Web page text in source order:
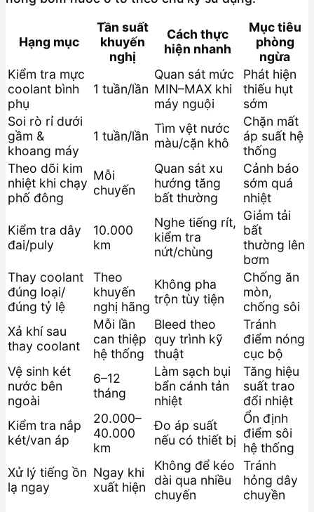
Hạng mục
Tần suất
khuyến
nghị
Cách thực
hiện nhanh
Mục tiêu
phòng
ngừa
Kiểm tra mực
coolant bình
phụ
1 tuần/lần
Quan sát mức
MIN–MAX khi
máy nguội
Phát hiện
thiếu hụt
sớm
Soi rò rỉ dưới
gầm &
khoang máy
1 tuần/lần
Tìm vệt nước
màu/cặn khô
Chặn mất
áp suất hệ
thống
Theo dõi kim
nhiệt khi chạy
phố đông
Mỗi
chuyến
Quan sát xu
hướng tăng
bất thường
Cảnh báo
sớm quá
nhiệt
Kiểm tra dây
đai/puly
10.000
km
Nghe tiếng rít,
kiểm tra
nứt/chùng
Giảm tải
bất
thường lên
bơm
Thay coolant
đúng loại/
đúng tỷ lệ
Theo
khuyến
nghị hãng
Không pha
trộn tùy tiện
Chống ăn
mòn,
chống sôi
Xả khí sau
thay coolant
Mỗi lần
can thiệp
hệ thống
Bleed theo
quy trình kỹ
thuật
Tránh
điểm nóng
cục bộ
Vệ sinh két
nước bên
ngoài
6–12
tháng
Làm sạch bụi
bẩn cánh tản
nhiệt
Tăng hiệu
suất trao
đổi nhiệt
Kiểm tra nắp
két/van áp
20.000–
40.000
km
Đo áp suất
nếu có thiết bị
Ổn định
điểm sôi
hệ thống
Xử lý tiếng ồn
lạ ngay
Ngay khi
xuất hiện
Không để kéo
dài qua nhiều
chuyến
Tránh
hỏng dây
chuyền